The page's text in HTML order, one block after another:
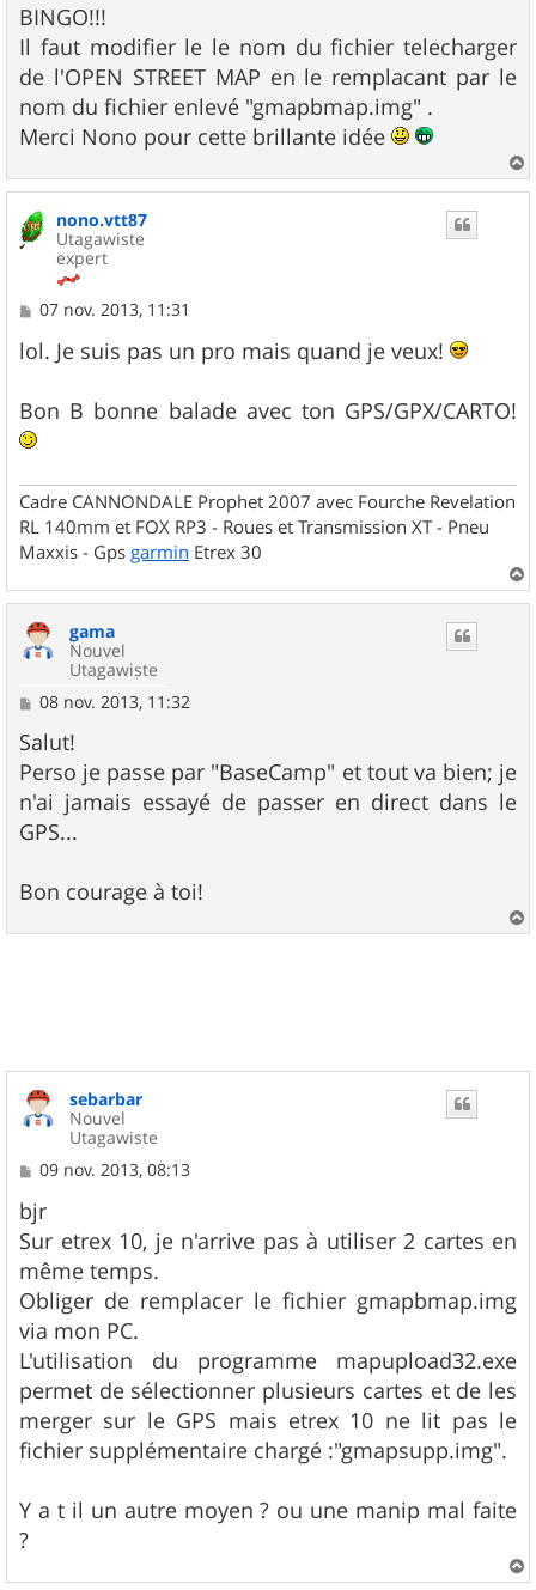
s
s
a
g
e
BINGO!!!
Il faut modifier le le nom du fichier telecharger
de l'OPEN STREET MAP en le remplacant par le
nom du fichier enlevé "gmapbmap.img" .
Merci Nono pour cette brillante idée
a
nono.vtt87
Utagawiste
expert
M
s
s
g
e
07 nov. 2013, 11:31
lol. Je suis pas un pro mais quand je veux!
Bon B bonne balade avec ton GPS/GPX/CARTO!
Cadre CANNONDALE Prophet 2007 avec Fourche Revelation
RL 140mm et FOX RP3 - Roues et Transmission XT - Pneu
Maxxis - Gps garmin Etrex 30
a
gama
Nouvel
Utagawiste
M
s
s
a
g
e
08 nov. 2013, 11:32
Salut!
Perso je passe par "BaseCamp" et tout va bien; je
n'ai jamais essayé de passer en direct dans le
GPS...
Bon courage à toi!
a
sebarbar
Nouvel
Utagawiste
M
s
s
a
g
e
09 nov. 2013, 08:13
bjr
Sur etrex 10, je n'arrive pas à utiliser 2 cartes en
même temps.
Obliger de remplacer le fichier gmapbmap.img
via mon PC.
L'utilisation du programme mapupload32.exe
permet de sélectionner plusieurs cartes et de les
merger sur le GPS mais etrex 10 ne lit pas le
fichier supplémentaire chargé :"gmapsupp.img".
Y a t il un autre moyen ? ou une manip mal faite
?
a